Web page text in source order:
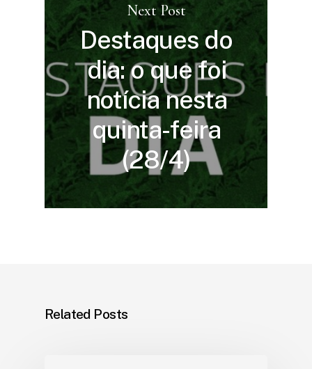
Next Post
Destaques do
dia: o que foi
notícia nesta
quinta-feira
(28/4)
Related Posts